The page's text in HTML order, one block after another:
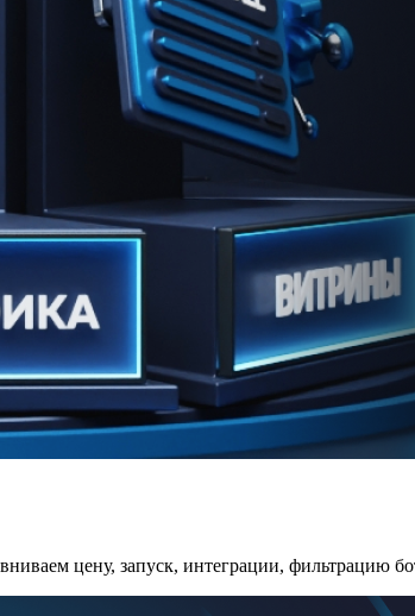
цену, запуск, интеграции, фильтрацию